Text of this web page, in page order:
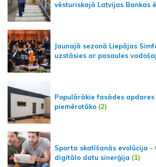
vēsturiskajā Latvijas Bankas
Jaunajā sezonā Liepājas
uzstāsies ar pasaules
Populārākie fasādes
piemērotāko (2)
Sporta skatīšanās evolūcija -
digitālo datu sinerģija (1)